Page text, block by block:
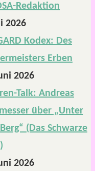
Redaktion
2026
Kodex: Des
Erben
2026
Talk: Andreas
über „Unter
(Das Schwarze
2026